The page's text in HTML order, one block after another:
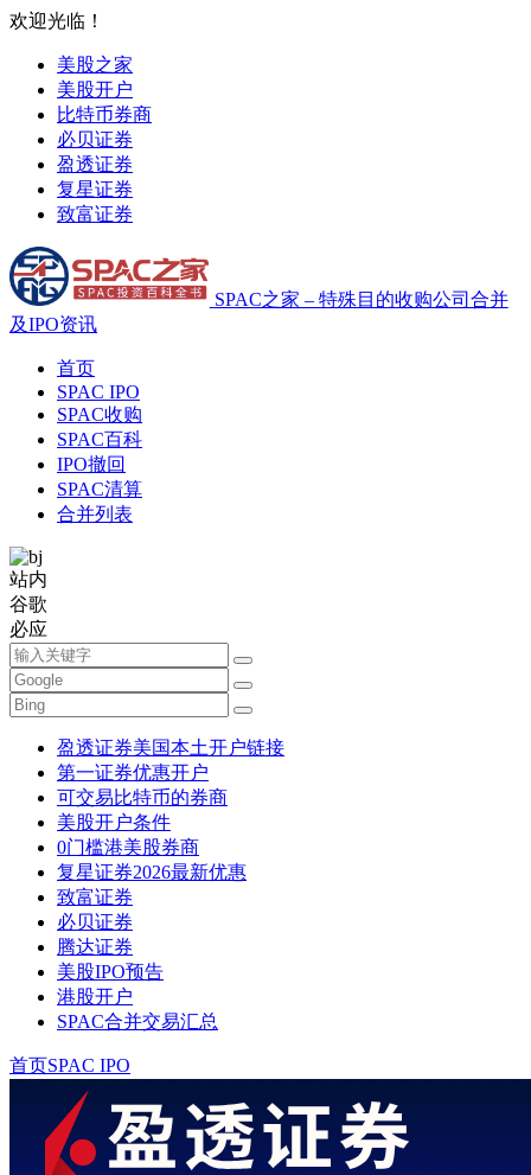
欢迎光临！
美股之家
美股开户
比特币券商
必贝证券
盈透证券
复星证券
致富证券
SPAC之家 – 特殊目的收购公司合并
及IPO资讯
首页
SPAC IPO
SPAC收购
SPAC百科
IPO撤回
SPAC清算
合并列表
站内
谷歌
必应
盈透证券美国本土开户链接
第一证券优惠开户
可交易比特币的券商
美股开户条件
0门槛港美股券商
复星证券2026最新优惠
致富证券
必贝证券
腾达证券
美股IPO预告
港股开户
SPAC合并交易汇总
首页SPAC IPO